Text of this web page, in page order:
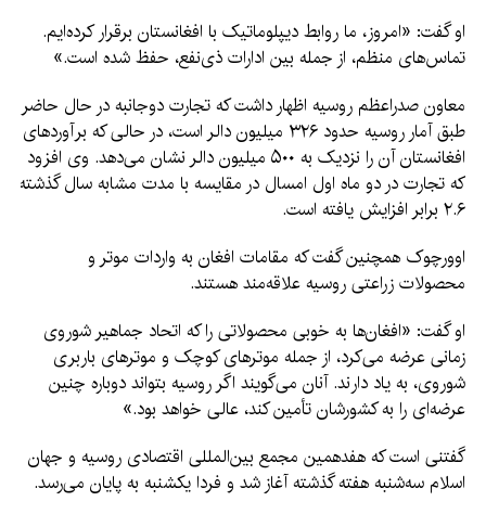
او گفت: «امروز، ما روابط دیپلوماتیک با افغانستان برقرار کرده‌ایم.
تماس‌های منظم، از جمله بین ادارات ذی‌نفع، حفظ شده است.»
معاون صدراعظم روسیه اظهار داشت که تجارت دوجانبه در حال حاضر
طبق آمار روسیه حدود ۳۲۶ میلیون دالر است، در حالی که برآوردهای
افغانستان آن را نزدیک به ۵۰۰ میلیون دالر نشان می‌دهد. وی افزود
که تجارت در دو ماه اول امسال در مقایسه با مدت مشابه سال گذشته
۲.۶ برابر افزایش یافته است.
اوورچوک همچنین گفت که مقامات افغان به واردات موتر و
محصولات زراعتی روسیه علاقه‌مند هستند.
او گفت: «افغان‌ها به خوبی محصولاتی را که اتحاد جماهیر شوروی
زمانی عرضه می‌کرد، از جمله موترهای کوچک و موترهای باربری
شوروی، به یاد دارند. آنان می‌گویند اگر روسیه بتواند دوباره چنین
عرضه‌ای را به کشورشان تأمین کند، عالی خواهد بود.»
گفتنی است که هفدهمین مجمع بین‌المللی اقتصادی روسیه و جهان
اسلام سه‌شنبه هفته گذشته آغاز شد و فردا یکشنبه به پایان می‌رسد.